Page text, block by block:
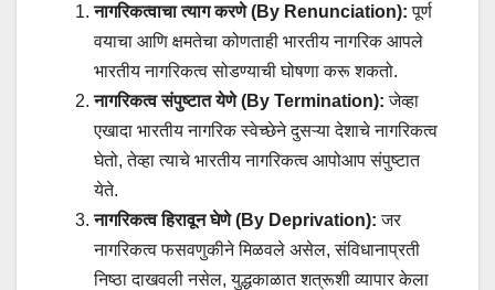
नागरिकत्वाचा त्याग करणे (By Renunciation): पूर्ण
वयाचा आणि क्षमतेचा कोणताही भारतीय नागरिक आपले
भारतीय नागरिकत्व सोडण्याची घोषणा करू शकतो.
नागरिकत्व संपुष्टात येणे (By Termination): जेव्हा
एखादा भारतीय नागरिक स्वेच्छेने दुसऱ्या देशाचे नागरिकत्व
घेतो, तेव्हा त्याचे भारतीय नागरिकत्व आपोआप संपुष्टात
येते.
नागरिकत्व हिरावून घेणे (By Deprivation): जर
नागरिकत्व फसवणुकीने मिळवले असेल, संविधानाप्रती
निष्ठा दाखवली नसेल, युद्धकाळात शत्रूशी व्यापार केला